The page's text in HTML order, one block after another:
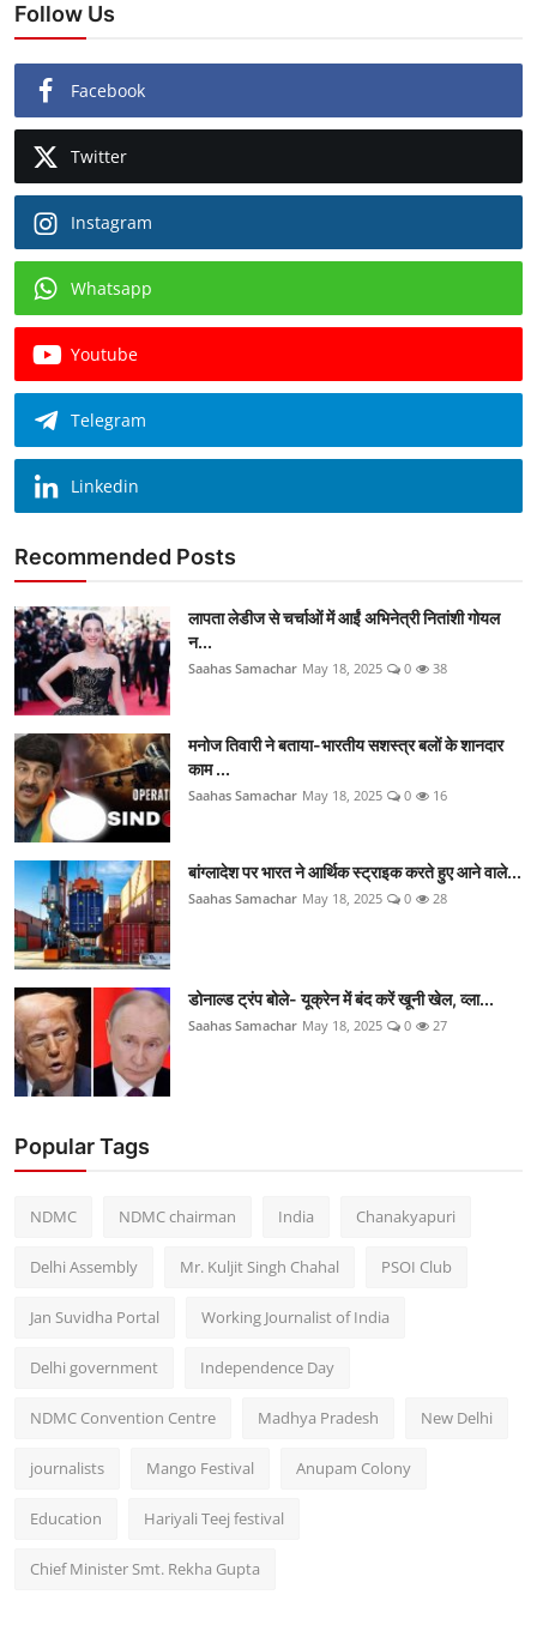
Follow Us
Facebook
Twitter
Instagram
Whatsapp
Youtube
Telegram
Linkedin
Recommended Posts
लापता लेडीज से चर्चाओं में आईं अभिनेत्री नितांशी गोयल
न...
Saahas Samachar May 18, 2025 0 38
मनोज तिवारी ने बताया-भारतीय सशस्त्र बलों के शानदार
काम ...
Saahas Samachar May 18, 2025 0 16
बांग्लादेश पर भारत ने आर्थिक स्ट्राइक करते हुए आने वाले...
Saahas Samachar May 18, 2025 0 28
डोनाल्ड ट्रंप बोले- यूक्रेन में बंद करें खूनी खेल, व्ला...
Saahas Samachar May 18, 2025 0 27
Popular Tags
NDMC NDMC chairman India Chanakyapuri
Delhi Assembly Mr. Kuljit Singh Chahal PSOI Club
Jan Suvidha Portal Working Journalist of India
Delhi government Independence Day
NDMC Convention Centre Madhya Pradesh New Delhi
journalists Mango Festival Anupam Colony
Education Hariyali Teej festival
Chief Minister Smt. Rekha Gupta